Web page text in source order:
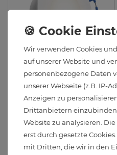
WEEVO extra flache LED
Einbauleuchte
Einbauspot 4000K 5W
230V Bad & Außen IP44
Sofort Lieferbar
8,33 €
Wir verwenden Cookies
auf unserer Website und
personenbezogene Daten
unserer Webseite (z.B. IP-
Anzeigen zu
Drittanbietern
Website zu analysieren.
erst durch gesetzte
mit Dritten, die wir in den